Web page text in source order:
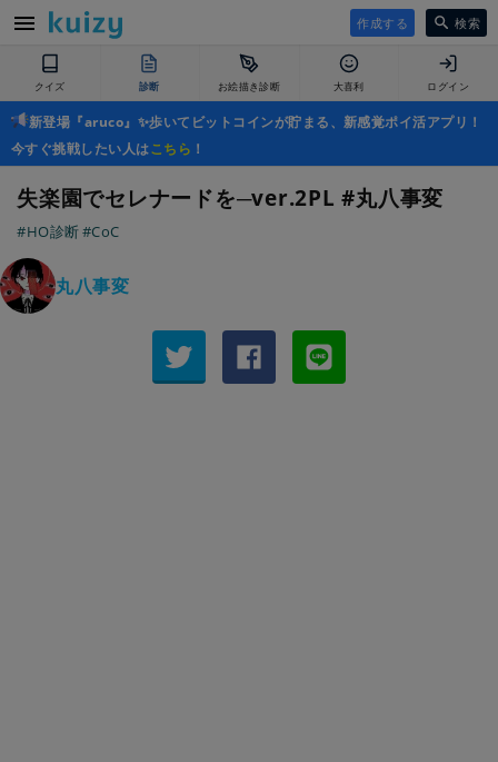
作成する 検索
クイズ 診断 お絵描き診断 大喜利 ログイン
新登場『aruco』✨歩いてビットコインが貯まる、新感覚ポイ活アプリ！
今すぐ挑戦したい人はこちら ！
失楽園でセレナードを─ver.2PL #丸八事変
#HO診断#CoC
丸八事変